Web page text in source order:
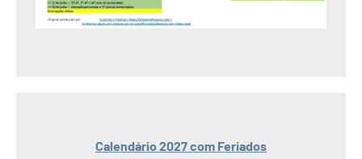
Calendário 2027 com Feriados